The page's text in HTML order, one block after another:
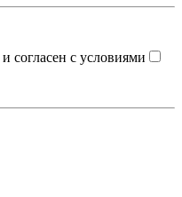
и согласен с условиями